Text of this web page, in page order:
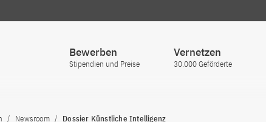
Bewerben
Stipendien und Preise
Vernetzen
30.000 Geförderte
Newsroom Dossier Künstliche Intelligenz